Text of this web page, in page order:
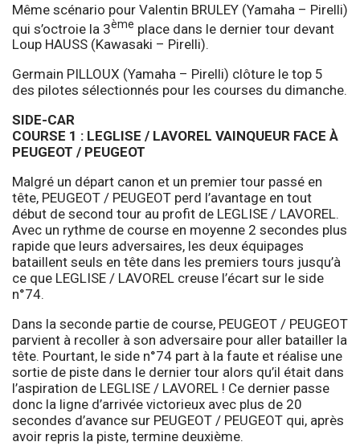
Même scénario pour Valentin BRULEY (Yamaha – Pirelli)
qui s’octroie la 3ème place dans le dernier tour devant
Loup HAUSS (Kawasaki – Pirelli).
Germain PILLOUX (Yamaha – Pirelli) clôture le top 5
des pilotes sélectionnés pour les courses du dimanche.
SIDE-CAR
COURSE 1 : LEGLISE / LAVOREL VAINQUEUR FACE À
PEUGEOT / PEUGEOT
Malgré un départ canon et un premier tour passé en
tête, PEUGEOT / PEUGEOT perd l’avantage en tout
début de second tour au profit de LEGLISE / LAVOREL.
Avec un rythme de course en moyenne 2 secondes plus
rapide que leurs adversaires, les deux équipages
bataillent seuls en tête dans les premiers tours jusqu’à
ce que LEGLISE / LAVOREL creuse l’écart sur le side
n°74.
Dans la seconde partie de course, PEUGEOT / PEUGEOT
parvient à recoller à son adversaire pour aller batailler la
tête. Pourtant, le side n°74 part à la faute et réalise une
sortie de piste dans le dernier tour alors qu’il était dans
l’aspiration de LEGLISE / LAVOREL ! Ce dernier passe
donc la ligne d’arrivée victorieux avec plus de 20
secondes d’avance sur PEUGEOT / PEUGEOT qui, après
avoir repris la piste, termine deuxième.